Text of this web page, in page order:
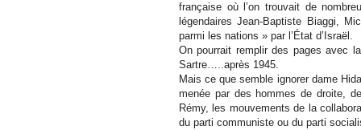
française où l’on trouvait de
légendaires Jean-Baptiste Biaggi,
parmi les nations » par l’État d’Israël.
On pourrait remplir des pages avec
Sartre…..après 1945.
Mais ce que semble ignorer dame
menée par des hommes de droite,
Rémy, les mouvements de la
du parti communiste ou du parti